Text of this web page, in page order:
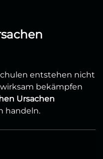
entstehen nicht
bekämpfen
Ursachen
handeln.